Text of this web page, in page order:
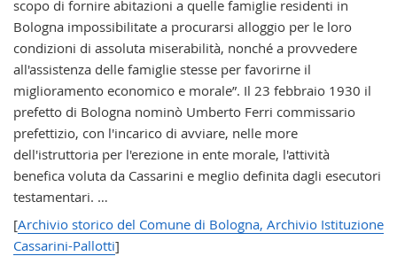
scopo di fornire abitazioni a quelle famiglie residenti in
Bologna impossibilitate a procurarsi alloggio per le loro
condizioni di assoluta miserabilità, nonché a provvedere
all'assistenza delle famiglie stesse per favorirne il
miglioramento economico e morale”. Il 23 febbraio 1930 il
prefetto di Bologna nominò Umberto Ferri commissario
prefettizio, con l'incarico di avviare, nelle more
dell'istruttoria per l'erezione in ente morale, l'attività
benefica voluta da Cassarini e meglio definita dagli esecutori
testamentari. …
[Archivio storico del Comune di Bologna, Archivio Istituzione
Cassarini-Pallotti]